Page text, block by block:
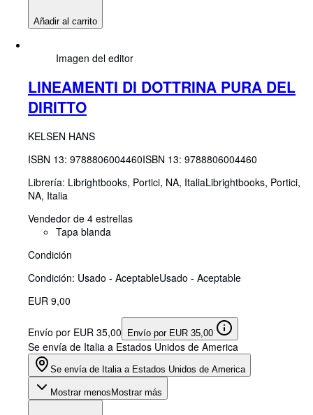
Añadir al carrito
Imagen del editor
LINEAMENTI DI DOTTRINA PURA DEL
DIRITTO
KELSEN HANS
ISBN 13: 9788806004460ISBN 13: 9788806004460
Librería: Librightbooks, Portici, NA, ItaliaLibrightbooks, Portici,
NA, Italia
Vendedor de 4 estrellas
Tapa blanda
Condición
Condición: Usado - AceptableUsado - Aceptable
EUR 9,00
Envío por EUR 35,00 Envío por EUR 35,00
Se envía de Italia a Estados Unidos de America
Se envía de Italia a Estados Unidos de America
Mostrar menosMostrar más